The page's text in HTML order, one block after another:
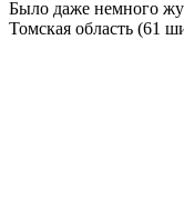
Было даже немного
Томская область (61